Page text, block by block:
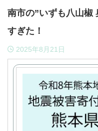
南市の”いずも八山椒
すぎた！
2025年8月21日